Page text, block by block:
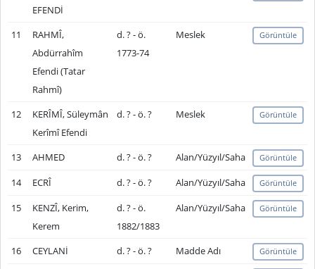
EFENDİ
11
RAHMÎ,
Abdürrahîm
Efendi (Tatar
Rahmî)
d. ? - ö.
1773-74
Meslek Görüntüle
12
KERÎMÎ, Süleymân
Kerîmî Efendi
d. ? - ö. ? Meslek Görüntüle
13 AHMED d. ? - ö. ? Alan/Yüzyıl/Saha Görüntüle
14 ECRÎ d. ? - ö. ? Alan/Yüzyıl/Saha Görüntüle
15
KENZÎ, Kerim,
Kerem
d. ? - ö.
1882/1883
Alan/Yüzyıl/Saha Görüntüle
16 CEYLANİ d. ? - ö. ? Madde Adı Görüntüle